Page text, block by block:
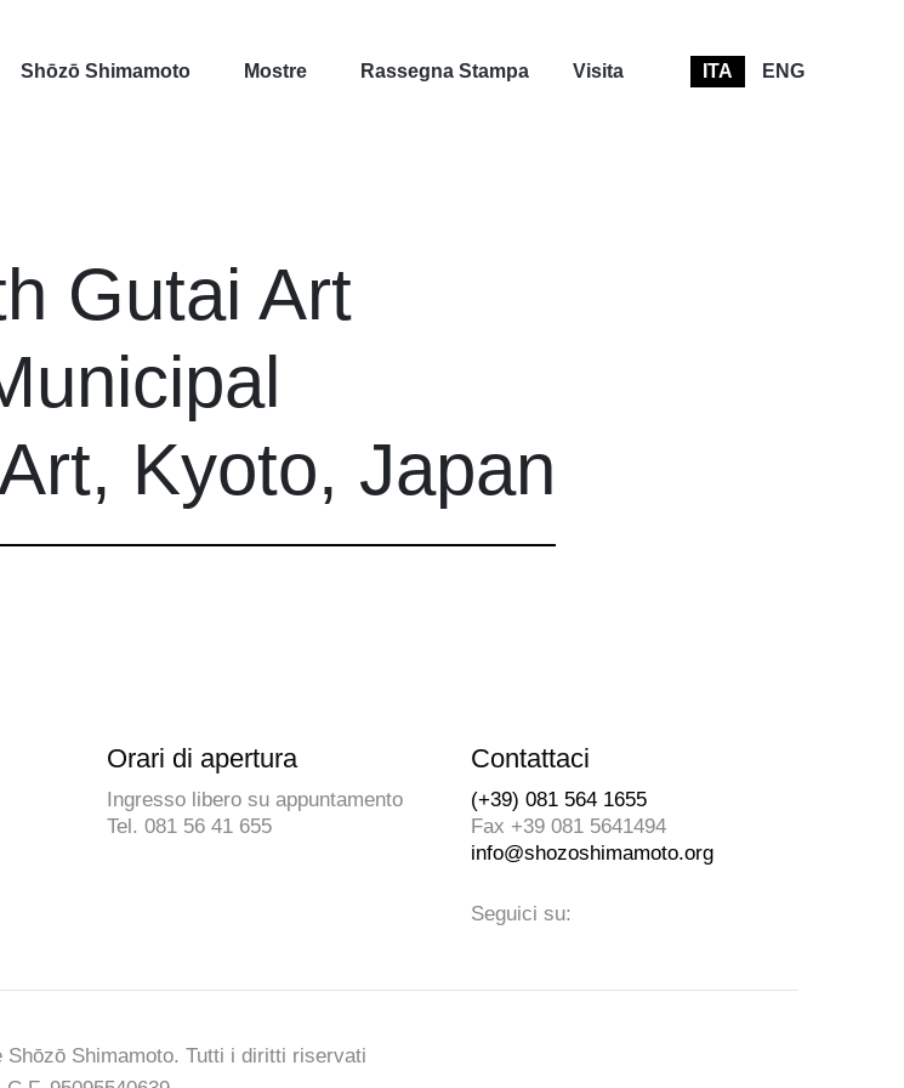
Shōzō Shimamoto Mostre Rassegna Stampa Visita ITA ENG
Gutai Art
Kyoto, Japan
Orari di apertura
Ingresso libero su appuntamento
Tel. 081 56 41 655
Contattaci
(+39) 081 564 1655
Fax +39 081 5641494
info@shozoshimamoto.org
Seguici su:
Shimamoto. Tutti i diritti riservati